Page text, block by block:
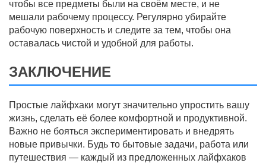
чтобы все предметы были на своём месте, и не
мешали рабочему процессу. Регулярно убирайте
рабочую поверхность и следите за тем, чтобы она
оставалась чистой и удобной для работы.
ЗАКЛЮЧЕНИЕ
Простые лайфхаки могут значительно упростить вашу
жизнь, сделать её более комфортной и продуктивной.
Важно не бояться экспериментировать и внедрять
новые привычки. Будь то бытовые задачи, работа или
путешествия — каждый из предложенных лайфхаков